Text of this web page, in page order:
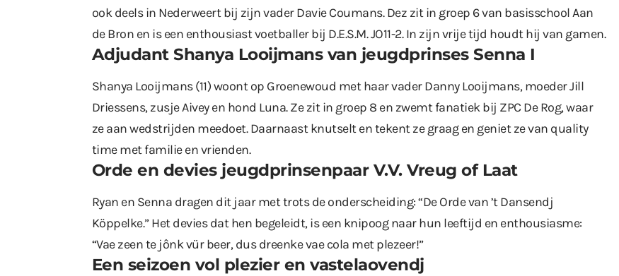
ook deels in Nederweert bij zijn vader Davie Coumans. Dez zit in groep 6 van basisschool Aan
de Bron en is een enthousiast voetballer bij D.E.S.M. JO11-2. In zijn vrije tijd houdt hij van gamen.
Adjudant Shanya Looijmans van jeugdprinses Senna I
Shanya Looijmans (11) woont op Groenewoud met haar vader Danny Looijmans, moeder Jill
Driessens, zusje Aivey en hond Luna. Ze zit in groep 8 en zwemt fanatiek bij ZPC De Rog, waar
ze aan wedstrijden meedoet. Daarnaast knutselt en tekent ze graag en geniet ze van quality
time met familie en vrienden.
Orde en devies jeugdprinsenpaar V.V. Vreug of Laat
Ryan en Senna dragen dit jaar met trots de onderscheiding: “De Orde van ’t Dansendj
Köppelke.” Het devies dat hen begeleidt, is een knipoog naar hun leeftijd en enthousiasme:
“Vae zeen te jônk vür beer, dus dreenke vae cola met plezeer!”
Een seizoen vol plezier en vastelaovendj